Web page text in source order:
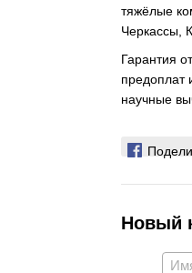
тяжёлые
Черкассы,
Гарантия
предоплат
научные
Новый